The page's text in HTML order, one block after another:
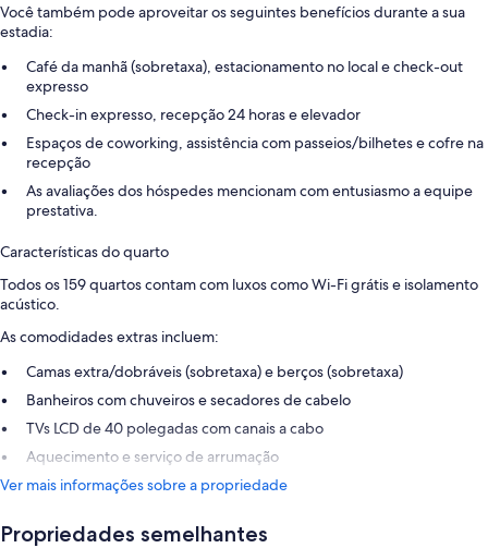
Você também pode aproveitar os seguintes benefícios durante a sua
estadia:
Café da manhã (sobretaxa), estacionamento no local e check-out
expresso
Check-in expresso, recepção 24 horas e elevador
Espaços de coworking, assistência com passeios/bilhetes e cofre na
recepção
As avaliações dos hóspedes mencionam com entusiasmo a equipe
prestativa.
Características do quarto
Todos os 159 quartos contam com luxos como Wi-Fi grátis e isolamento
acústico.
As comodidades extras incluem:
Camas extra/dobráveis (sobretaxa) e berços (sobretaxa)
Banheiros com chuveiros e secadores de cabelo
TVs LCD de 40 polegadas com canais a cabo
Aquecimento e serviço de arrumação
Ver mais informações sobre a propriedade
Propriedades semelhantes